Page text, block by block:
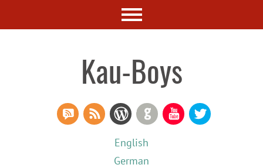
Kau-Boys
YouTube
GitHub
WordPress
RSS Feed
RSS Comments
English
German